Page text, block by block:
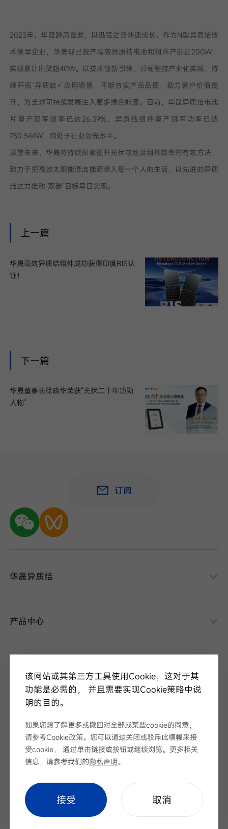
2023年，华晟踔厉奋发，以迅猛之势快速成长。作为N型异质结技
术领军企业，华晟现已投产高效异质结电池和组件产能近20GW，
实现累计出货超4GW。以技术创新引领，公司坚持产业化实践，持
续开拓“异质结+”应用场景，不断夯实产品品质，助力客户价值提
升，为全球可持续发展注入更多绿色能源。目前，华晟异质结电池
片量产冠军效率已达26.39%，异质结组件量产冠军功率已达
750.544W，均处于行业领先水平。
展望未来，华晟将持续探索提升光伏电池及组件效率的有效方法，
致力于把高效太阳能清洁能源带入每一个人的生活，以先进的异质
结之力推动“双碳”目标早日实现。
上一篇
华晟高效异质结组件成功获得印度BIS认
证！
下一篇
华晟董事长徐晓华荣获“光伏二十年功勋
人物”
订阅
华晟异质结
产品中心
异质结组件
项目案例
走进华晟
研发实力
华晟荣誉
视频
新闻中心
新闻资讯
展会论坛
招标公告
服务支持
序列号查询
联系我们
Copyright © 安徽华晟新能源科技股份有限公司 版权所有
2022005100号
Cookie Setting | 网站地图 隐私声明
该网站或其第三方工具使用Cookie，这对于其
功能是必需的， 并且需要实现Cookie策略中说
明的目的。
如果您想了解更多或撤回对全部或某些cookie的同意，
请参考Cookie政策。您可以通过关闭或驳斥此横幅来接
受cookie， 通过单击链接或按钮或继续浏览。更多相关
信息，请参考我们的隐私声明。
接受 取消
cookie setting